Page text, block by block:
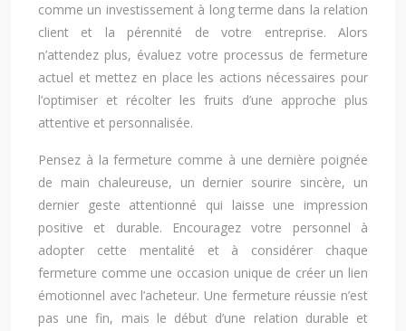
comme un investissement à long terme dans la relation
client et la pérennité de votre entreprise. Alors
n’attendez plus, évaluez votre processus de fermeture
actuel et mettez en place les actions nécessaires pour
l’optimiser et récolter les fruits d’une approche plus
attentive et personnalisée.
Pensez à la fermeture comme à une dernière poignée
de main chaleureuse, un dernier sourire sincère, un
dernier geste attentionné qui laisse une impression
positive et durable. Encouragez votre personnel à
adopter cette mentalité et à considérer chaque
fermeture comme une occasion unique de créer un lien
émotionnel avec l’acheteur. Une fermeture réussie n’est
pas une fin, mais le début d’une relation durable et